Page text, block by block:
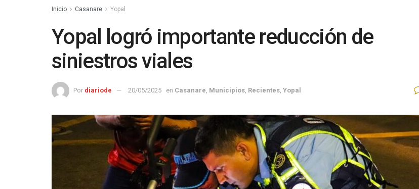
Inicio Casanare Yopal
Yopal logró importante reducción de
siniestros viales
Por diariode 20/05/2025 en Casanare Municipios Recientes Yopal